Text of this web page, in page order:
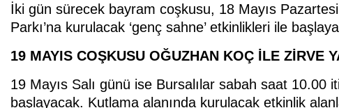
İki gün sürecek bayram coşkusu, 18 Mayıs
Parkı’na kurulacak ‘genç sahne’ etkinlikleri ile
19 MAYIS COŞKUSU OĞUZHAN KOÇ İLE ZİRVE
19 Mayıs Salı günü ise Bursalılar sabah saat 10.00
başlayacak. Kutlama alanında kurulacak etkinlik